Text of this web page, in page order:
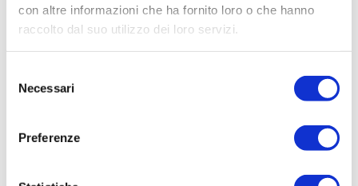
con altre informazioni che ha fornito loro o che hanno
raccolto dal suo utilizzo dei loro servizi.
delNecessari
Preferenze